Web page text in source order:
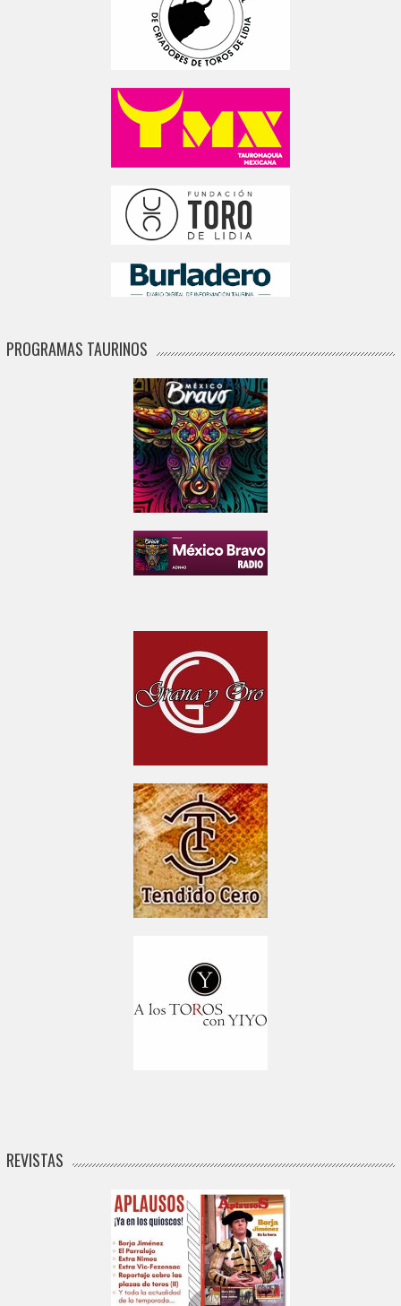
PROGRAMAS TAURINOS
REVISTAS